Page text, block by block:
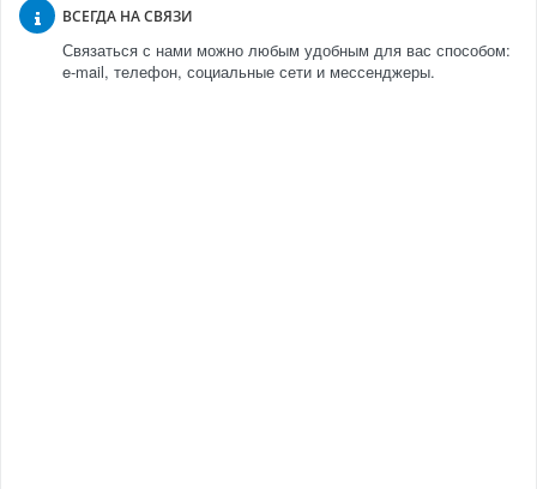
ВСЕГДА НА СВЯЗИ
Связаться с нами можно любым удобным для вас способом:
e-mail, телефон, социальные сети и мессенджеры.